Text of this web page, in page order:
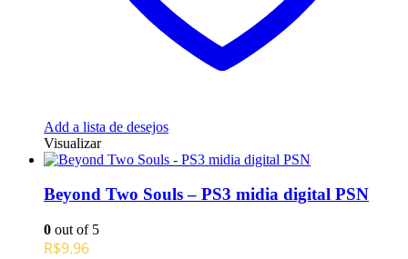
Add a lista de desejos
Visualizar
Beyond Two Souls – PS3 midia digital PSN
0 out of 5
R$9.96